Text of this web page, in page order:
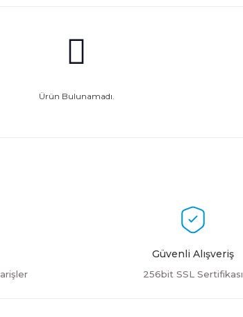
Ürün Bulunamadı.
Güvenli Alışveriş
256bit SSL Sertifikası